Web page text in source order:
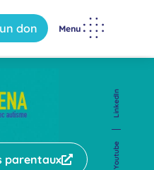
don Menu
Youtube
LinkedIn
parentaux